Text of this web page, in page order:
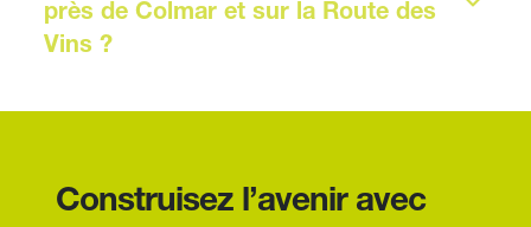
imprévus techniques.
près de Colmar et sur la Route des
Vins ?
(comme Turckheim, Wintzenheim ou le centre de
de l'Architecte des Bâtiments de France (ABF). Cela
Construisez l’avenir avec